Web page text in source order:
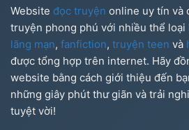
Website đọc truyện online uy tín và
truyện phong phú với nhiều thể loại
lãng mạn, fanfiction, truyện teen và
được tổng hợp trên internet. Hãy
website bằng cách giới thiệu đến
những giây phút thư giãn và trải
tuyệt vời!